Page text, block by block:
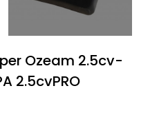
Ozeam 2.5cv-
2.5cvPRO